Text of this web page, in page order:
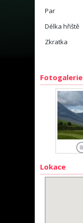
Par
Délka hřiště
Zkratka
Fotogalerie
Lokace